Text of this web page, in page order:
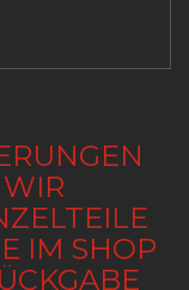
IM SHOP